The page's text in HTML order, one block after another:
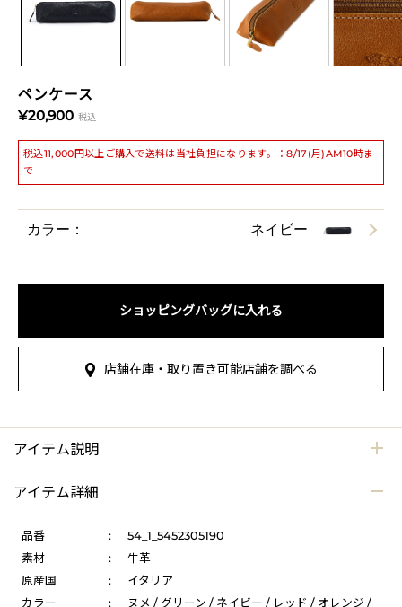
ペンケース
¥20,900 税込
税込11,000円以上ご購入で送料は当社負担になります。：8/17(月)AM10時ま
で
カラー： ネイビー
ショッピングバッグに入れる
店舗在庫・取り置き可能店舗を調べる
アイテム説明
アイテム詳細
品番 :
54_1_5452305190
素材
:
牛革
原産国
:
イタリア
カラー
:
ヌメ / グリーン / ネイビー / レッド / オレンジ /